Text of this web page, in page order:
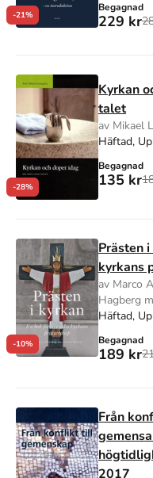
-21%
Begagnad
229 kr
-28%
Kyrkan
talet
av Mikael
Häftad,
Begagnad
135 kr
-10%
Prästen
kyrkans
av Marco
Hagberg
Häftad,
Begagnad
189 kr
Från
2017